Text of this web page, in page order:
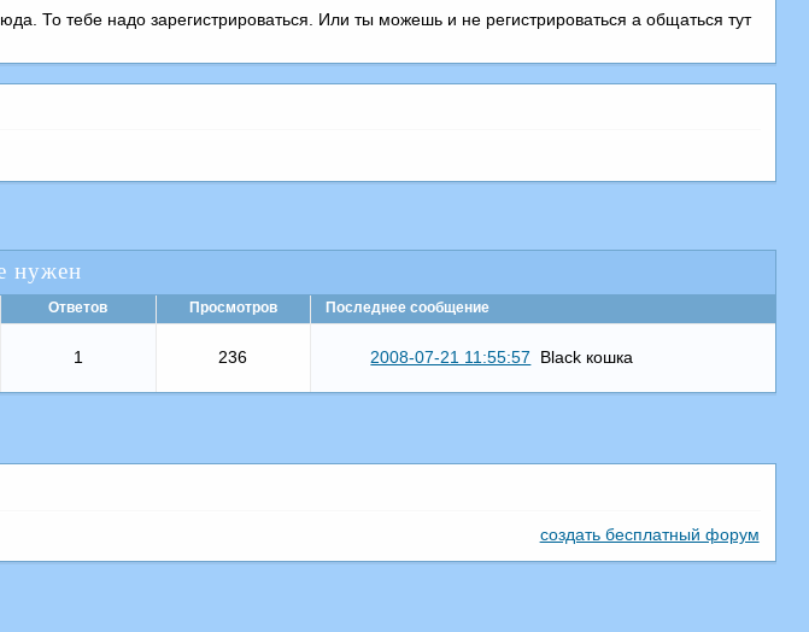
То тебе надо зарегистрироваться. Или ты можешь и не регистрироваться а общаться тут
нужен
Ответов Просмотров Последнее сообщение
1 236 2008-07-21 11:55:57 Black кошка
создать бесплатный форум